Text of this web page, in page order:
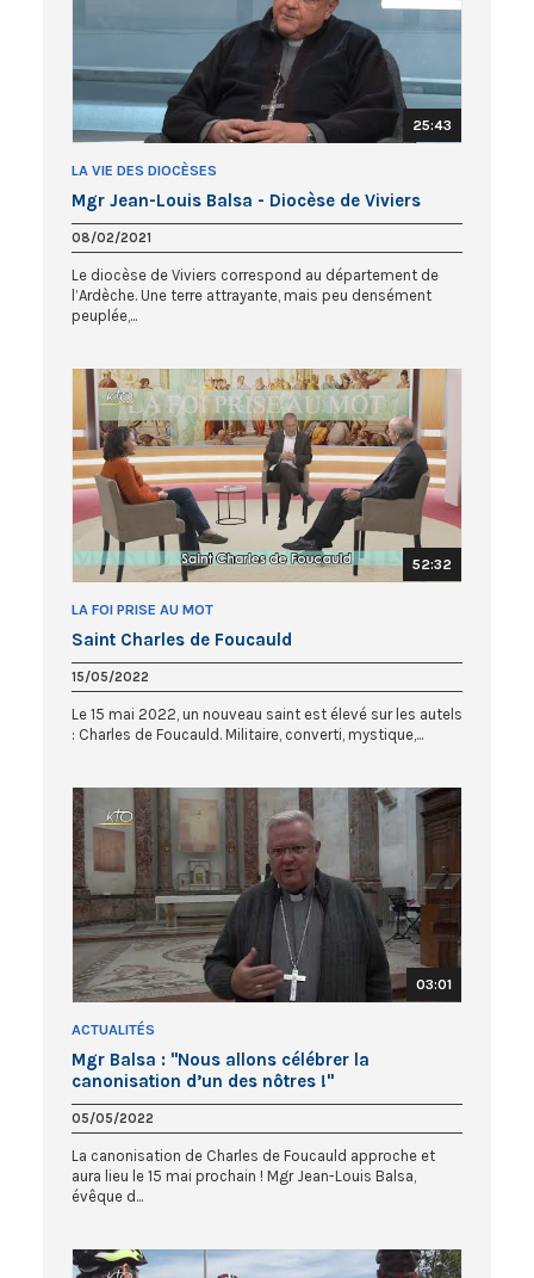
25:43
LA VIE DES DIOCÈSES
Mgr Jean-Louis Balsa - Diocèse de Viviers
08/02/2021
Le diocèse de Viviers correspond au département de
l’Ardèche. Une terre attrayante, mais peu densément
peuplée,...
52:32
LA FOI PRISE AU MOT
Saint Charles de Foucauld
15/05/2022
Le 15 mai 2022, un nouveau saint est élevé sur les autels
: Charles de Foucauld. Militaire, converti, mystique,...
03:01
ACTUALITÉS
Mgr Balsa : "Nous allons célébrer la
canonisation d’un des nôtres !"
05/05/2022
La canonisation de Charles de Foucauld approche et
aura lieu le 15 mai prochain ! Mgr Jean-Louis Balsa,
évêque d...